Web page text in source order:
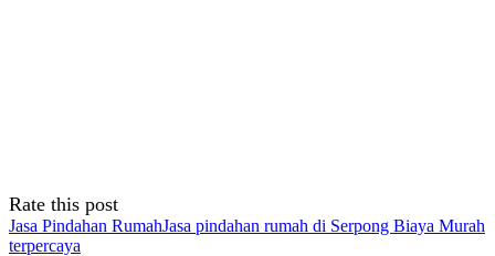
Rate this post
Jasa Pindahan RumahJasa pindahan rumah di Serpong Biaya Murah
terpercaya